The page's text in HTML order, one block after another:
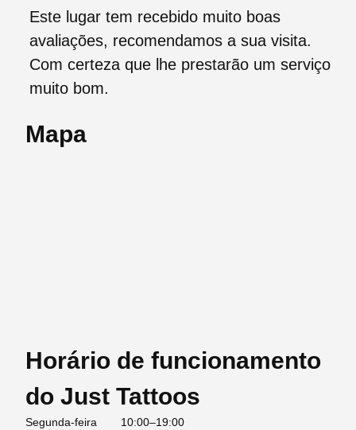
Este lugar tem recebido muito boas
avaliações, recomendamos a sua visita.
Com certeza que lhe prestarão um serviço
muito bom.
Mapa
Horário de funcionamento
do Just Tattoos
Segunda-feira
10:00–19:00